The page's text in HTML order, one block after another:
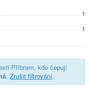
1
1
Příbram, kde čepují
. Zrušit filtrování.